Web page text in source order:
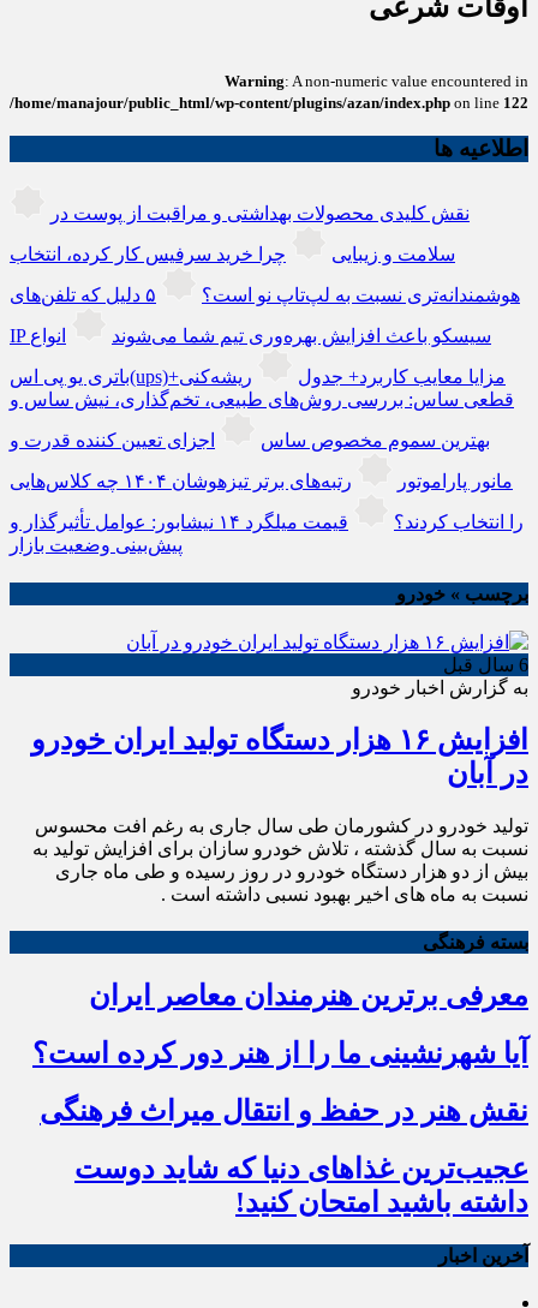
اوقات شرعی
Warning: A non-numeric value encountered in
/home/manajour/public_html/wp-content/plugins/azan/index.php on line 122
اطلاعیه ها
نقش کلیدی محصولات بهداشتی و مراقبت از پوست در
سلامت و زیبایی
چرا خرید سرفیس کار کرده، انتخاب
هوشمندانه‌تری نسبت به لپ‌تاپ نو است؟
۵ دلیل که تلفن‌های
IP سیسکو باعث افزایش بهره‌وری تیم شما می‌شوند
انواع
باتری یو پی اس(ups)+مزایا معایب کاربرد+ جدول
ریشه‌کنی
قطعی ساس: بررسی روش‌های طبیعی، تخم‌گذاری، نیش ساس و
بهترین سموم مخصوص ساس
اجزای تعیین کننده قدرت و
مانور پاراموتور
رتبه‌های برتر تیزهوشان ۱۴۰۴ چه کلاس‌هایی
را انتخاب کردند؟
قیمت میلگرد ۱۴ نیشابور: عوامل تأثیرگذار و
پیش‌بینی وضعیت بازار
برچسب » خودرو
6 سال قبل
به گزارش اخبار خودرو
افزایش ۱۶ هزار دستگاه تولید ایران خودرو
در آبان
تولید خودرو در کشورمان طی سال جاری به رغم افت محسوس
نسبت به سال گذشته ، تلاش خودرو سازان برای افزایش تولید به
بیش از دو هزار دستگاه خودرو در روز رسیده و طی ماه جاری
نسبت به ماه های اخیر بهبود نسبی داشته است .
بسته فرهنگی
معرفی برترین هنرمندان معاصر ایران
آیا شهرنشینی ما را از هنر دور کرده است؟
نقش هنر در حفظ و انتقال میراث فرهنگی
عجیب‌ترین غذاهای دنیا که شاید دوست
داشته باشید امتحان کنید!
آخرین اخبار